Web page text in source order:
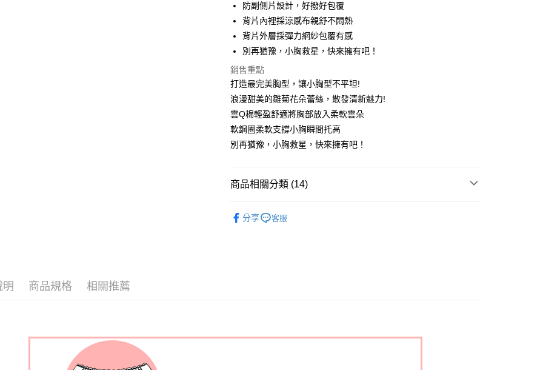
運送方式
全家取貨付款
每筆NT$60，滿NT$999(含以上)免運費
付款後全家取貨
每筆NT$60，滿NT$999(含以上)免運費
711取貨付款
每筆NT$60，滿NT$999(含以上)免運費
每筆NT$80，滿NT$999(含以上)免運費
防副側片設計，好撥好包覆
背片內裡採涼感布親舒不悶熱
背片外層採彈力網紗包覆有感
別再猶豫，小胸救星，快來擁有吧！
銷售重點
打造最完美胸型，讓小胸型不平坦!
浪漫甜美的雛菊花朵蕾絲，散發清新魅力!
雲Q棉輕盈舒適將胸部放入柔軟雲朵
軟鋼圈柔軟支撐小胸瞬間托高
別再猶豫，小胸救星，快來擁有吧！
商品相關分類 (14)
分享 客服
明 商品規格 相關推薦